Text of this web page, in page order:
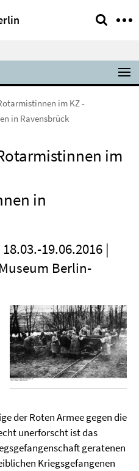
im KZ -
in Ravensbrück
im
in
19.06.2016 |
Berlin-
der Roten Armee gegen die
unerforscht ist das
geratenen
Kriegsgefangenen